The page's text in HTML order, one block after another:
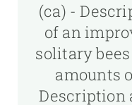
(ca) -
of an
solitary
amounts
Description